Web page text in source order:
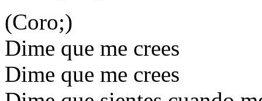
(Coro;)
Dime que me crees
Dime que me crees